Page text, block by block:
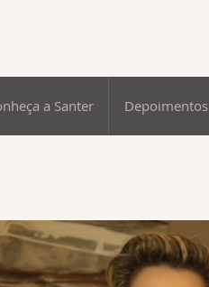
a Santer Depoimentos